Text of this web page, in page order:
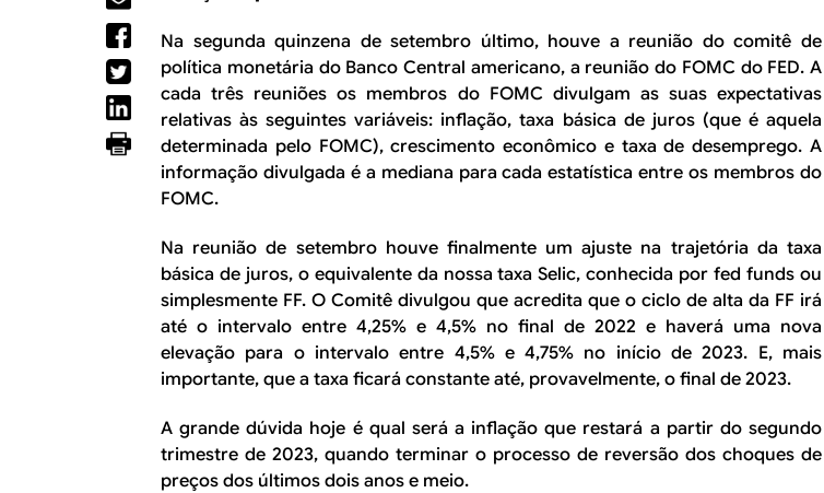
E
l
Na segunda quinzena de setembro último, houve a reunião do comitê de
política monetária do Banco Central americano, a reunião do FOMC do FED. A
cada três reuniões os membros do FOMC divulgam as suas expectativas
relativas às seguintes variáveis: inflação, taxa básica de juros (que é aquela
determinada pelo FOMC), crescimento econômico e taxa de desemprego. A
informação divulgada é a mediana para cada estatística entre os membros do
FOMC.
Na reunião de setembro houve finalmente um ajuste na trajetória da taxa
básica de juros, o equivalente da nossa taxa Selic, conhecida porfed funds ou
simplesmente FF. O Comitê divulgou que acredita que o ciclo de alta da FF irá
até o intervalo entre 4,25% e 4,5% no final de 2022 e haverá uma nova
elevação para o intervalo entre 4,5% e 4,75% no início de 2023. E, mais
importante, que a taxa ficará constante até, provavelmente, o final de 2023.
A grande dúvida hoje é qual será a inflação que restará a partir do segundo
trimestre de 2023, quando terminar o processo de reversão dos choques de
preços dos últimos dois anos e meio.